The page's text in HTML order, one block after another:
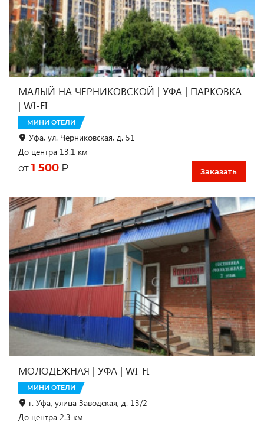
МАЛЫЙ НА ЧЕРНИКОВСКОЙ | УФА | ПАРКОВКА
| WI-FI
МИНИ ОТЕЛИ
Уфа, ул. Черниковская, д. 51
До центра 13.1 км
от 1 500 ₽ Заказать
МОЛОДЕЖНАЯ | УФА | WI-FI
МИНИ ОТЕЛИ
г. Уфа, улица Заводская, д. 13/2
До центра 2.3 км